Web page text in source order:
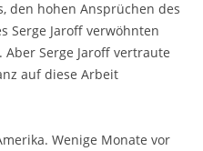
den hohen Ansprüchen des
Serge Jaroff verwöhnten
Serge Jaroff vertraute
auf diese Arbeit
Wenige Monate vor